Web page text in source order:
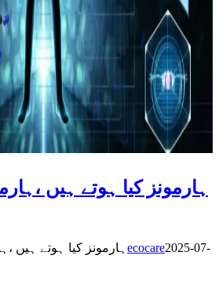
ہارمونز کیا ہوتے ہیں
ہارمونز کیا ہوتے ہیں ecocare2025-07-